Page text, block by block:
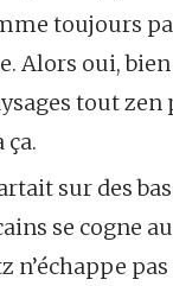
toujours
Alors oui,
tout
ça.
sur des
se cogne